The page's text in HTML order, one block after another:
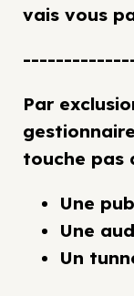
vais vous
Par
touche pas
Une
Une
Un